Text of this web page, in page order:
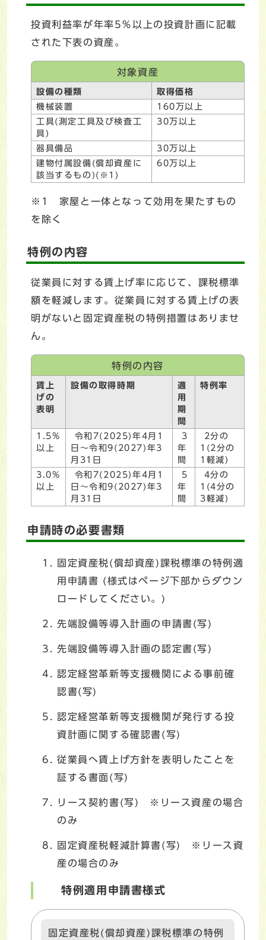
投資利益率が年率5％以上の投資計画に記載
された下表の資産。
対象資産
設備の種類
取得価格
機械装置
160万以上
工具(測定工具及び検査工
具)
30万以上
器具備品
30万以上
建物付属設備(償却資産に
該当するもの)(※1)
60万以上
※1 家屋と一体となって効用を果たすもの
を除く
特例の内容
従業員に対する賃上げ率に応じて、課税標準
額を軽減します。従業員に対する賃上げの表
明がないと固定資産税の特例措置はありませ
ん。
特例の内容
賃上
げの
表明
設備の取得時期
適
用
期
間
特例率
1.5%
以上
令和7(2025)年4月1
日～令和9(2027)年3
月31日
3
年
間
2分の
1(2分の
1軽減)
3.0%
以上
令和7(2025)年4月1
日～令和9(2027)年3
月31日
5
年
間
4分の
1(4分の
3軽減)
申請時の必要書類
固定資産税(償却資産)課税標準の特例適
用申請書 (様式はページ下部からダウン
ロードしてください。)
先端設備等導入計画の申請書(写)
先端設備等導入計画の認定書(写)
認定経営革新等支援機関による事前確
認書(写)
認定経営革新等支援機関が発行する投
資計画に関する確認書(写)
従業員へ賃上げ方針を表明したことを
証する書面(写)
リース契約書(写) ※リース資産の場合
のみ
固定資産税軽減計算書(写) ※リース資
産の場合のみ
特例適用申請書様式
固定資産税(償却資産)課税標準の特例